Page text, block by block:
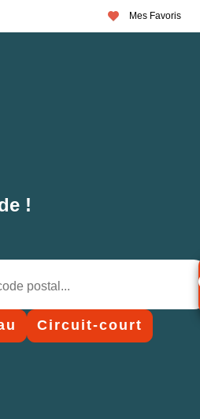
Mes Favoris
!
Circuit-court